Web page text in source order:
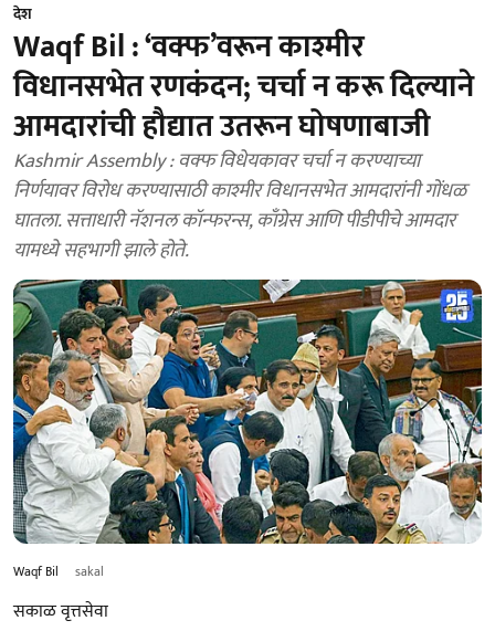
देश
Waqf Bil : ‘वक्फ’वरून काश्‍मीर
विधानसभेत रणकंदन; चर्चा न करू दिल्याने
आमदारांची हौद्यात उतरून घोषणाबाजी
Kashmir Assembly : वक्फ विधेयकावर चर्चा न करण्याच्या
निर्णयावर विरोध करण्यासाठी काश्मीर विधानसभेत आमदारांनी गोंधळ
घातला. सत्ताधारी नॅशनल कॉन्फरन्स, काँग्रेस आणि पीडीपीचे आमदार
यामध्ये सहभागी झाले होते.
Waqf Bil sakal
सकाळ वृत्तसेवा